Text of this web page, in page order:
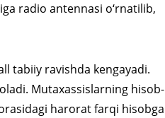
radio antennasi o‘rnatilib,
tabiiy ravishda kengayadi.
Mutaxassislarning hisob-
harorat farqi hisobga